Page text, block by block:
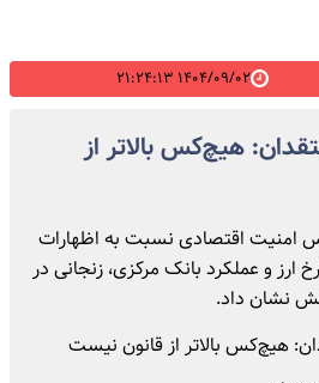
۱۴۰۴/۰۹/۰۲ ۲۱:۲۴:۱۳
هیچ‌کس بالاتر از
امنیت اقتصادی نسبت به اظهارات
ارز و عملکرد بانک مرکزی، زنجانی در
نشان داد.